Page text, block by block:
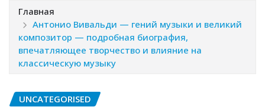
Главная
Антонио Вивальди — гений музыки и великий
композитор — подробная биография,
впечатляющее творчество и влияние на
классическую музыку
UNCATEGORISED